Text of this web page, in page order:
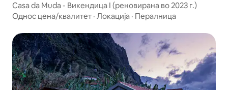
Casa da Muda - Викендица I (реновирана во 2023 г.)
Однос цена/квалитет · Локација · Пералница